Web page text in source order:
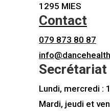
1295 MIES
Contact
079 873 80 87
Secrétariat
Lundi, mercredi :
Mardi, jeudi et